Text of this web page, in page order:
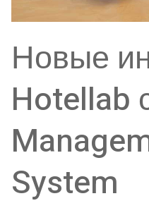
Новые
Hotellab
System